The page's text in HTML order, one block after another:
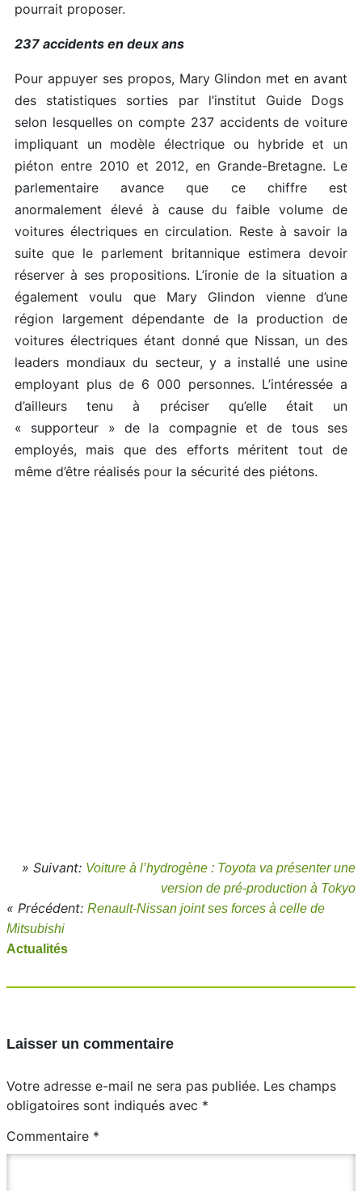
pourrait proposer.
237 accidents en deux ans
Pour appuyer ses propos, Mary Glindon met en avant
des statistiques sorties par l’institut Guide Dogs
selon lesquelles on compte 237 accidents de voiture
impliquant un modèle électrique ou hybride et un
piéton entre 2010 et 2012, en Grande-Bretagne. Le
parlementaire avance que ce chiffre est
anormalement élevé à cause du faible volume de
voitures électriques en circulation. Reste à savoir la
suite que le parlement britannique estimera devoir
réserver à ses propositions. L’ironie de la situation a
également voulu que Mary Glindon vienne d’une
région largement dépendante de la production de
voitures électriques étant donné que Nissan, un des
leaders mondiaux du secteur, y a installé une usine
employant plus de 6 000 personnes. L’intéressée a
d’ailleurs tenu à préciser qu’elle était un
« supporteur » de la compagnie et de tous ses
employés, mais que des efforts méritent tout de
même d’être réalisés pour la sécurité des piétons.
» Suivant: Voiture à l’hydrogène : Toyota va présenter une
version de pré-production à Tokyo
« Précédent: Renault-Nissan joint ses forces à celle de
Mitsubishi
Actualités
Laisser un commentaire
Votre adresse e-mail ne sera pas publiée. Les champs
obligatoires sont indiqués avec *
Commentaire *